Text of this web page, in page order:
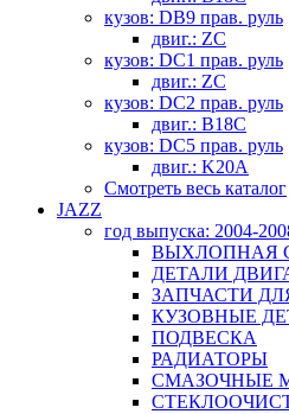
кузов: DB9 прав. руль
двиг.: ZC
кузов: DC1 прав. руль
двиг.: ZC
кузов: DC2 прав. руль
двиг.: B18C
кузов: DC5 прав. руль
двиг.: K20A
Смотреть весь каталог
JAZZ
год выпуска: 2004-
ВЫХЛОПНАЯ
ДЕТАЛИ
ЗАПЧАСТИ
КУЗОВНЫЕ
ПОДВЕСКА
РАДИАТОРЫ
СМАЗОЧНЫЕ